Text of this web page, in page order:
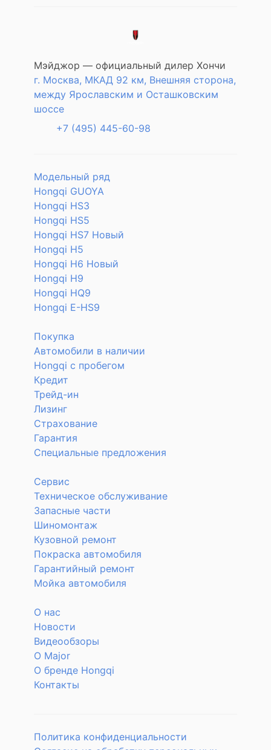
Мэйджор — официальный дилер Хончи
г. Москва, МКАД 92 км, Внешняя сторона,
между Ярославским и Осташковским
шоссе
+7 (495) 445-60-98
Модельный ряд
Hongqi GUOYA
Hongqi HS3
Hongqi HS5
Hongqi HS7 Новый
Hongqi H5
Hongqi H6 Новый
Hongqi H9
Hongqi HQ9
Hongqi E-HS9
Покупка
Автомобили в наличии
Hongqi с пробегом
Кредит
Трейд-ин
Лизинг
Страхование
Гарантия
Специальные предложения
Сервис
Техническое обслуживание
Запасные части
Шиномонтаж
Кузовной ремонт
Покраска автомобиля
Гарантийный ремонт
Мойка автомобиля
О нас
Новости
Видеообзоры
О Major
О бренде Hongqi
Контакты
Политика конфиденциальности